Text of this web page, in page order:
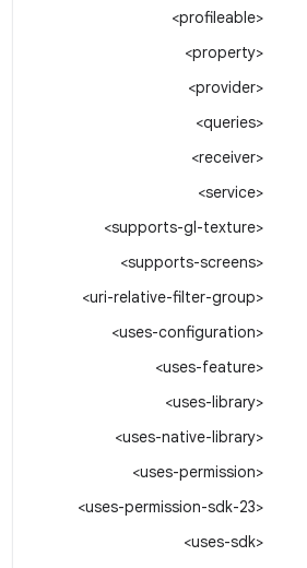
<profileable>
<property>
<provider>
<queries>
<receiver>
<service>
<supports-gl-texture>
<supports-screens>
<uri-relative-filter-group>
<uses-configuration>
<uses-feature>
<uses-library>
<uses-native-library>
<uses-permission>
<uses-permission-sdk-23>
<uses-sdk>